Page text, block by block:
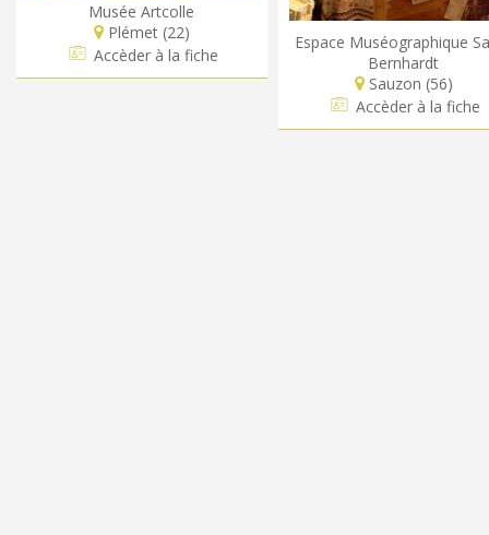
Musée Artcolle
Plémet (22)
Accèder à la fiche
Espace Muséographique
Bernhardt
Sauzon (56)
Accèder à la fiche